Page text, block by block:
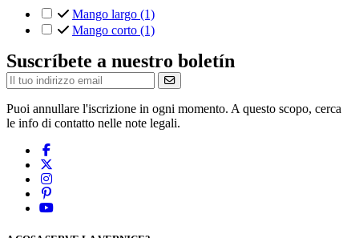
Mango largo (1)
Mango corto (1)
Suscríbete a nuestro boletín
Puoi annullare l'iscrizione in ogni momento. A questo scopo, cerca
le info di contatto nelle note legali.